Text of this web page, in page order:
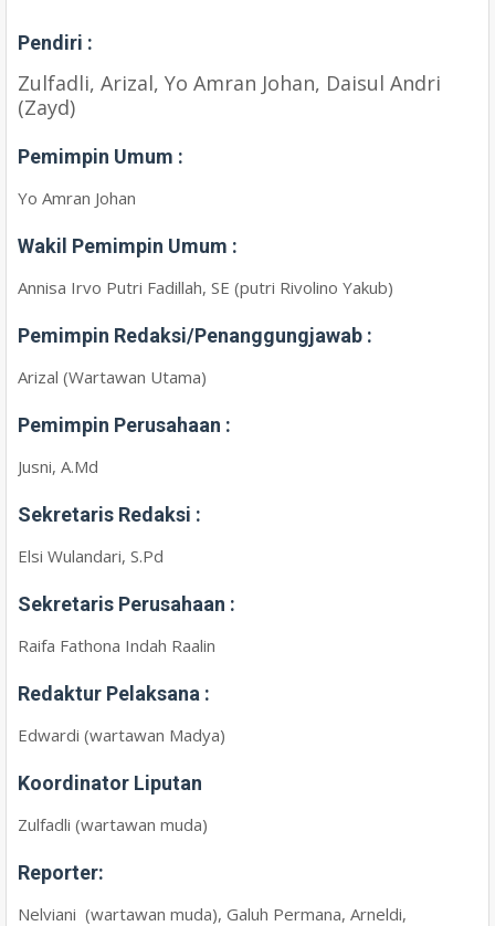
Pendiri :
Zulfadli, Arizal, Yo Amran Johan, Daisul Andri
(Zayd)
Pemimpin Umum :
Yo Amran Johan
Wakil Pemimpin Umum :
Annisa Irvo Putri Fadillah, SE (putri Rivolino Yakub)
Pemimpin Redaksi/Penanggungjawab :
Arizal (Wartawan Utama)
Pemimpin Perusahaan :
Jusni, A.Md
Sekretaris Redaksi :
Elsi Wulandari, S.Pd
Sekretaris Perusahaan :
Raifa Fathona Indah Raalin
Redaktur Pelaksana :
Edwardi (wartawan Madya)
Koordinator Liputan
Zulfadli (wartawan muda)
Reporter:
Nelviani (wartawan muda), Galuh Permana, Arneldi,